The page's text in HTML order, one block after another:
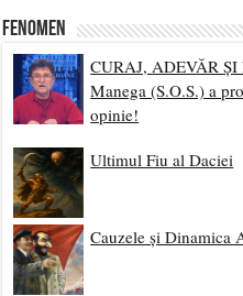
Fenomen
CURAJ, ADEVĂR
Manega (S.O.S.) a
opinie!
Ultimul Fiu al Daciei
Cauzele și Dinamica